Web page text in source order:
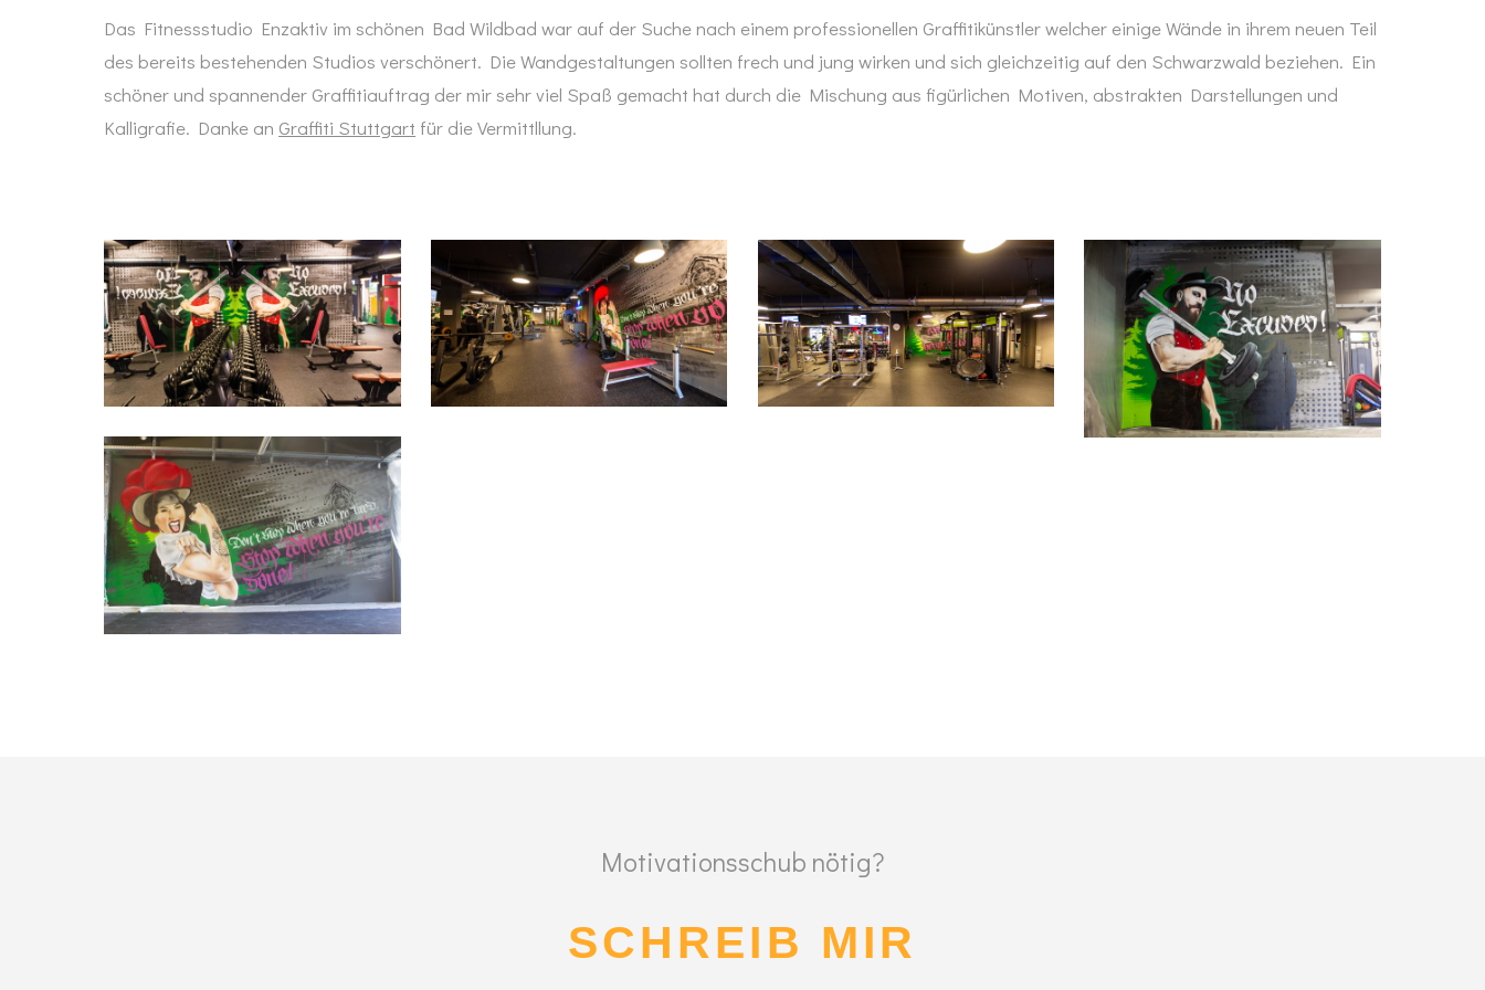
Das Fitnessstudio Enzaktiv im schönen Bad Wildbad war auf der Suche nach einem professionellen Graffitikünstler welcher einige Wände in ihrem neuen Teil
des bereits bestehenden Studios verschönert. Die Wandgestaltungen sollten frech und jung wirken und sich gleichzeitig auf den Schwarzwald beziehen. Ein
schöner und spannender Graffitiauftrag der mir sehr viel Spaß gemacht hat durch die Mischung aus figürlichen Motiven, abstrakten Darstellungen und
Kalligrafie. Danke an Graffiti Stuttgart für die Vermittllung.
Motivationsschub nötig?
SCHREIB MIR